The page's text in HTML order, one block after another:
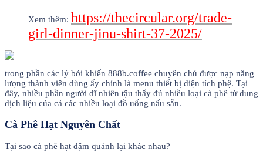
Xem thêm: https://thecircular.org/trade-
girl-dinner-jinu-shirt-37-2025/
trong phần các lý bởi khiến 888b.coffee chuyên chú được nạp năng
lượng thành viên dùng ấy chính là menu thiết bị diện tích phệ. Tại
đây, nhiều phần người dĩ nhiên tậu thấy đủ nhiều loại cà phê từ dung
dịch liệu của cả các nhiều loại đồ uống nấu sẵn.
Cà Phê Hạt Nguyên Chất
Tại sao cà phê hạt đậm quánh lại khác nhau?